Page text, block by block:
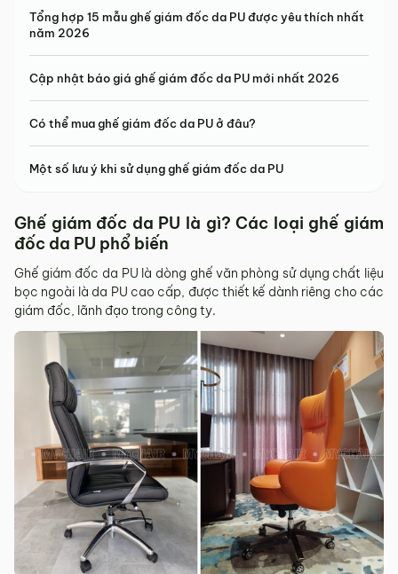
Tổng hợp 15 mẫu ghế giám đốc da PU được yêu thích nhất
năm 2026
Cập nhật báo giá ghế giám đốc da PU mới nhất 2026
Có thể mua ghế giám đốc da PU ở đâu?
Một số lưu ý khi sử dụng ghế giám đốc da PU
Ghế giám đốc da PU là gì? Các loại ghế giám
đốc da PU phổ biến
Ghế giám đốc da PU là dòng ghế văn phòng sử dụng chất liệu
bọc ngoài là da PU cao cấp, được thiết kế dành riêng cho các
giám đốc, lãnh đạo trong công ty.